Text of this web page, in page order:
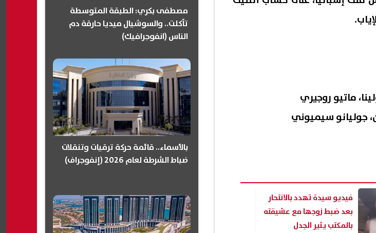
ماتيو روجيري
جوليانو سيميوني
فيديو سيدة تهدد بالانتحار
بعد ضبط زوجها مع عشيقته
بالمكتب يثير الجدل
مصطفى بكري: الطبقة المتوسطة
تآكلت.. والسوشيال ميديا حارقة دم
الناس (انفوجرافيك)
بالأسماء.. قائمة حركة ترقيات وتنقلات
ضباط الشرطة لعام 2026 (إنفوجراف)